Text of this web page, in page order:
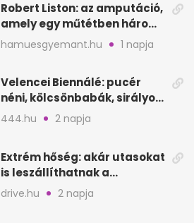
Robert Liston: az amputáció,
amely egy műtétben három
életet követelt
hamuesgyemant.hu 1 napja
Velencei Biennálé: pucér
néni, kölcsönbabák, sirályok,
és kész a családi program
444.hu 2 napja
Extrém hőség: akár utasokat
is leszállíthatnak a
repülőgépről
drive.hu 2 napja